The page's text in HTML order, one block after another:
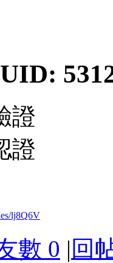
證
證
lj8Q6V
數 0 | 回